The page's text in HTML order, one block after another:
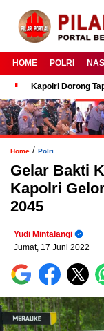
HOME POLRI
Kapolri Dorong
Home / Polri
Gelar Bakti
Kapolri
2045
Yudi Mintalangi
Jumat, 17 Juni 2022